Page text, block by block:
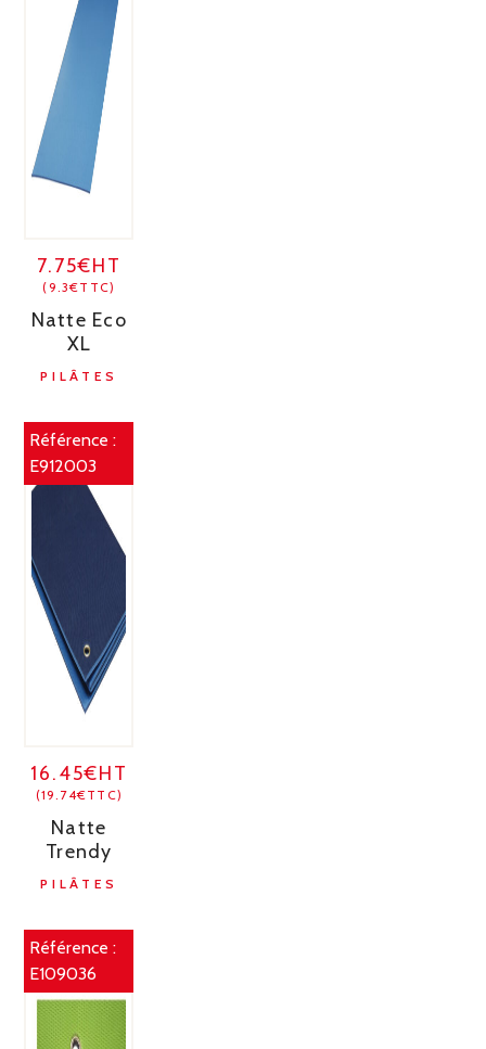
7.75€HT
(9.3€TTC)
Natte Eco
XL
PILÂTES
Référence :
E912003
16.45€HT
(19.74€TTC)
Natte
Trendy
PILÂTES
Référence :
E109036